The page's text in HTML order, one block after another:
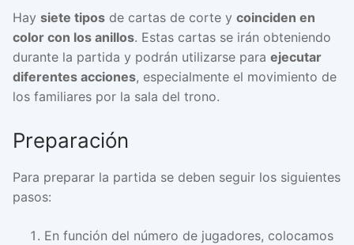
Hay siete tipos de cartas de corte y coinciden en
color con los anillos. Estas cartas se irán obteniendo
durante la partida y podrán utilizarse para ejecutar
diferentes acciones, especialmente el movimiento de
los familiares por la sala del trono.
Preparación
Para preparar la partida se deben seguir los siguientes
pasos:
En función del número de jugadores, colocamos